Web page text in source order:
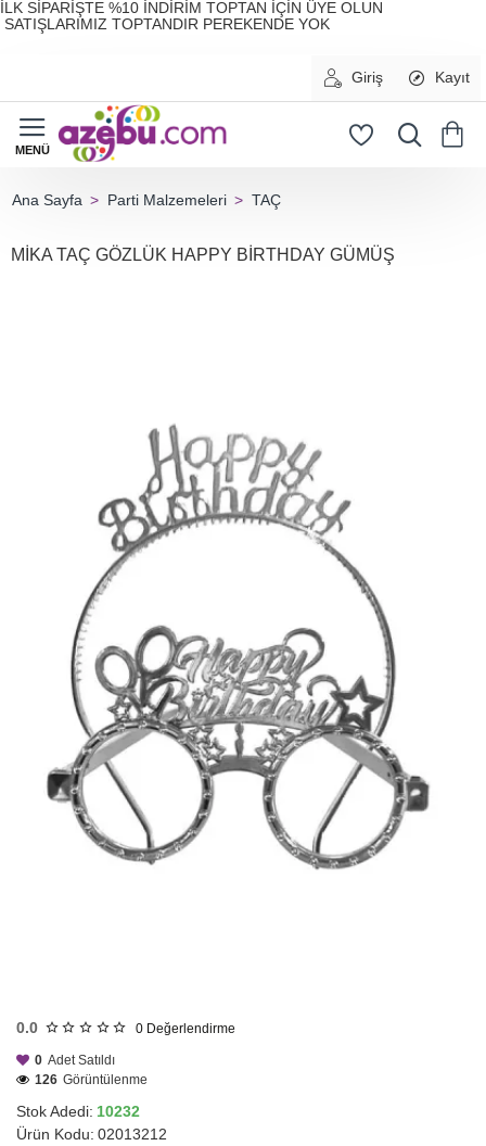
İLK SİPARİŞTE %10 İNDİRİM TOPTAN İÇİN ÜYE OLUN
SATIŞLARIMIZ TOPTANDIR PEREKENDE YOK
Giriş Kayıt
Parti Malzemeleri TAÇ
MİKA TAÇ GÖZLÜK HAPPY BİRTHDAY GÜMÜŞ
0.0 0 Değerlendirme
Stok Adedi: 10232
Ürün Kodu: 02013212
0 Adet Satıldı
126 Görüntülenme